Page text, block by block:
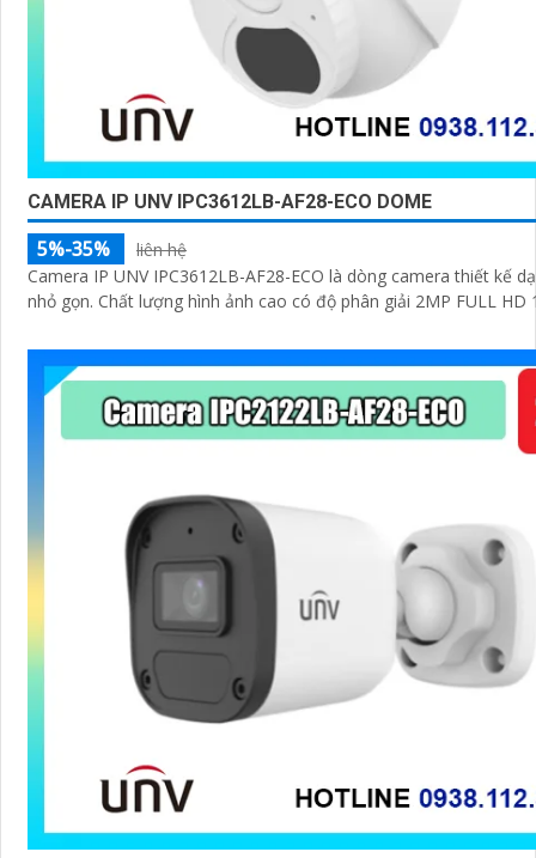
CAMERA IP UNV IPC3612LB-AF28-ECO DOME
5%-35%
liên hệ
Camera IP UNV IPC3612LB-AF28-ECO là dòng camera thiết kế
nhỏ gọn. Chất lượng hình ảnh cao có độ phân giải 2MP FULL HD